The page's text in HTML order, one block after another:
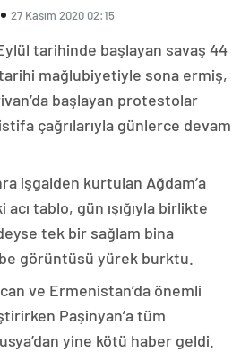
27 Kasım 2020 02:15
tarihinde başlayan savaş 44
mağlubiyetiyle sona ermiş,
başlayan protestolar
çağrılarıyla günlerce devam
işgalden kurtulan Ağdam’a
tablo, gün ışığıyla birlikte
tek bir sağlam bina
görüntüsü yürek burktu.
ve Ermenistan’da önemli
Paşinyan’a tüm
yine kötü haber geldi.